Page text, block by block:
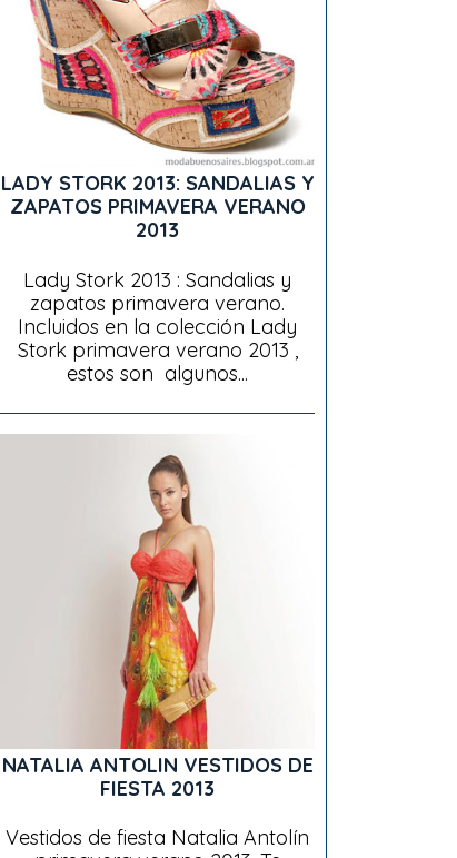
LADY STORK 2013: SANDALIAS Y
ZAPATOS PRIMAVERA VERANO
2013
Lady Stork 2013 : Sandalias y
zapatos primavera verano.
Incluidos en la colección Lady
Stork primavera verano 2013 ,
estos son algunos...
NATALIA ANTOLIN VESTIDOS DE
FIESTA 2013
Vestidos de fiesta Natalia Antolín